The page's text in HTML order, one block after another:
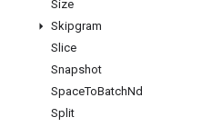
Size
Skipgram
Slice
Snapshot
SpaceToBatchNd
Split